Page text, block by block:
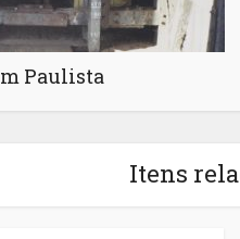
Paulista
Itens